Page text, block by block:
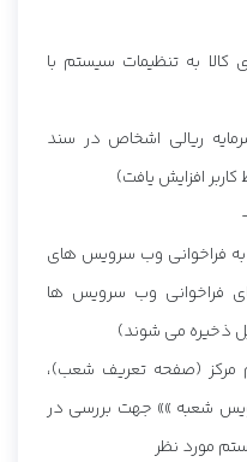
کالا به تنظیمات سیستم با
ریالی اشخاص در سند
افزایش یافت)
فراخوانی وب سرویس های
فراخوانی وب سرویس ها
ذخیره می شوند)
مرکز (صفحه تعریف شعب)،
شعبه »» جهت بررسی در
مورد نظر